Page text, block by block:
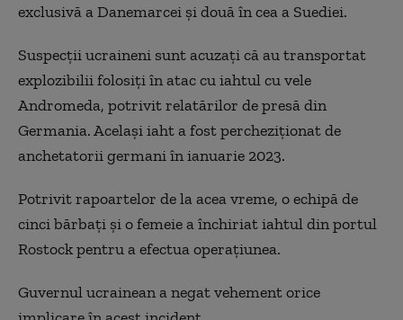
exclusivă a Danemarcei și două în cea a Suediei.
Suspecții ucraineni sunt acuzați că au transportat
explozibilii folosiți în atac cu iahtul cu vele
Andromeda, potrivit relatărilor de presă din
Germania. Același iaht a fost percheziționat de
anchetatorii germani în ianuarie 2023.
Potrivit rapoartelor de la acea vreme, o echipă de
cinci bărbați și o femeie a închiriat iahtul din portul
Rostock pentru a efectua operațiunea.
Guvernul ucrainean a negat vehement orice